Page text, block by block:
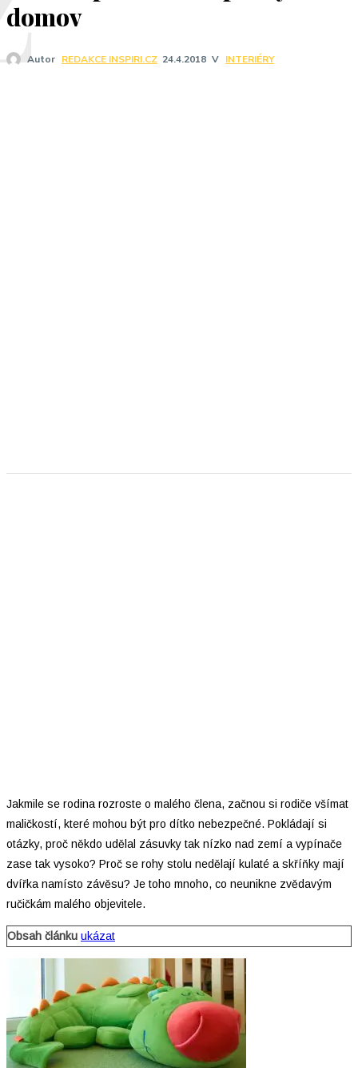
domov
Autor REDAKCE INSPIRI.CZ 24.4.2018 V INTERIÉRY
Jakmile se rodina rozroste o malého člena, začnou si rodiče všímat
maličkostí, které mohou být pro dítko nebezpečné. Pokládají si
otázky, proč někdo udělal zásuvky tak nízko nad zemí a vypínače
zase tak vysoko? Proč se rohy stolu nedělají kulaté a skříňky mají
dvířka namísto závěsu? Je toho mnoho, co neunikne zvědavým
ručičkám malého objevitele.
Obsah článku ukázat